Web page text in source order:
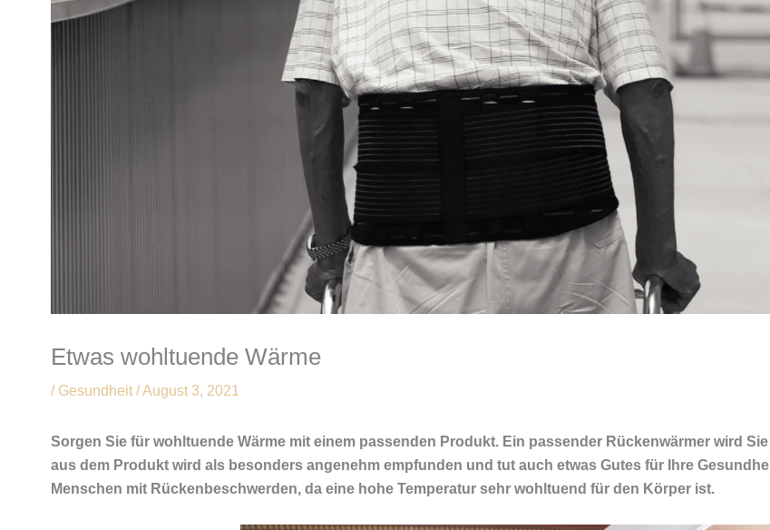
Etwas wohltuende Wärme
/ Gesundheit /August 3, 2021
Sorgen Sie für wohltuende Wärme mit einem passenden Produkt. Ein passender Rückenwärmer wird
aus dem Produkt wird als besonders angenehm empfunden und tut auch etwas Gutes für Ihre
Menschen mit Rückenbeschwerden, da eine hohe Temperatur sehr wohltuend für den Körper ist.